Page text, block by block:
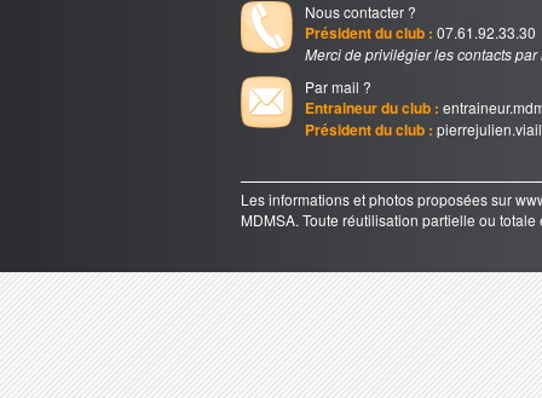
Nous contacter ?
Président du club : 07.61.92.33.30
Merci de privilégier les contacts par
Par mail ?
Entraineur du club :
Président du club :
Les informations et photos proposées sur
MDMSA. Toute réutilisation partielle ou totale